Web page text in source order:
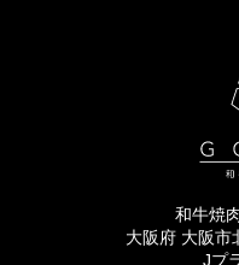
和牛焼
大阪府 大阪市
Jプ